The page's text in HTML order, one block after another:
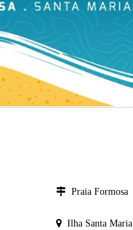
Praia Formosa
Ilha Santa Maria